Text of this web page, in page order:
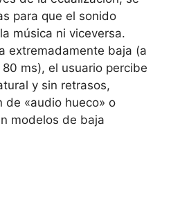
para que el sonido
música ni viceversa.
extremadamente baja (a
ms), el usuario percibe
y sin retrasos,
de «audio hueco» o
modelos de baja